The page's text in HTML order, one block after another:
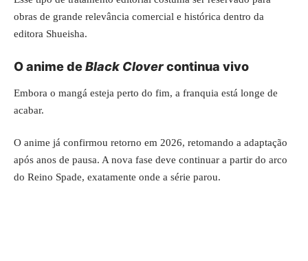
obras de grande relevância comercial e histórica dentro da
editora Shueisha.
O anime deBlack Clovercontinua vivo
Embora o mangá esteja perto do fim, a franquia está longe de
acabar.
O anime já confirmou retorno em 2026, retomando a adaptação
após anos de pausa. A nova fase deve continuar a partir do arco
do Reino Spade, exatamente onde a série parou.